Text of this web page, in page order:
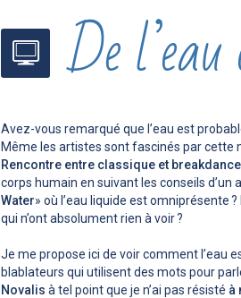
De
Avez-vous remarqué que l’eau est
Même les artistes sont fascinés par cette
Rencontre entre classique et breakdance
corps humain en suivant les conseils
Water» où l’eau liquide est omniprésente
qui n’ont absolument rien à voir ?
Je me propose ici de voir comment l’eau
blablateurs qui utilisent des mots pour
Novalis à tel point que je n’ai pas résisté à